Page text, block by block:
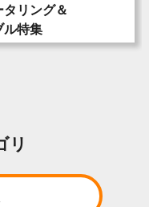
リング＆
ル特集
リ